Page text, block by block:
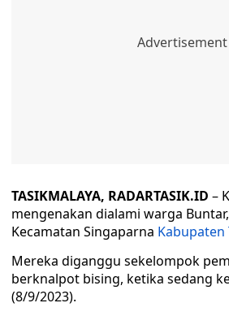
TASIKMALAYA, RADARTASIK.ID –
mengenakan dialami warga
Kecamatan Singaparna Kabupaten
Mereka diganggu sekelompok
berknalpot bising, ketika sedang
(8/9/2023).